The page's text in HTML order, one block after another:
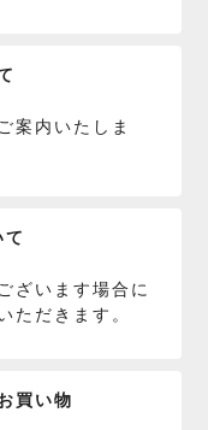
案内いたしま
ざいます場合に
ただきます。
買い物